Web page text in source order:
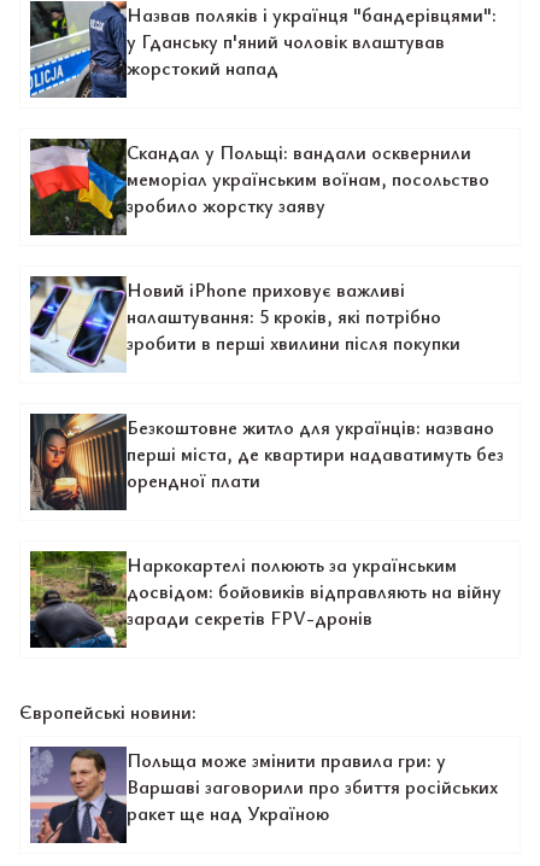
Назвав поляків і українця "бандерівцями":
у Гданську п'яний чоловік влаштував
жорстокий напад
Скандал у Польщі: вандали осквернили
меморіал українським воїнам, посольство
зробило жорстку заяву
Новий iPhone приховує важливі
налаштування: 5 кроків, які потрібно
зробити в перші хвилини після покупки
Безкоштовне житло для українців: названо
перші міста, де квартири надаватимуть без
орендної плати
Наркокартелі полюють за українським
досвідом: бойовиків відправляють на війну
заради секретів FPV-дронів
Європейські новини:
Польща може змінити правила гри: у
Варшаві заговорили про збиття російських
ракет ще над Україною